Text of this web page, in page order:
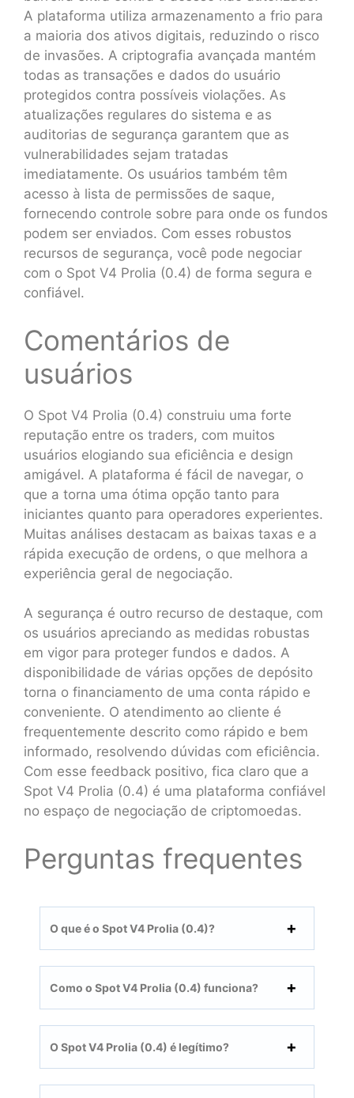
A plataforma utiliza armazenamento a frio para
a maioria dos ativos digitais, reduzindo o risco
de invasões. A criptografia avançada mantém
todas as transações e dados do usuário
protegidos contra possíveis violações. As
atualizações regulares do sistema e as
auditorias de segurança garantem que as
vulnerabilidades sejam tratadas
imediatamente. Os usuários também têm
acesso à lista de permissões de saque,
fornecendo controle sobre para onde os fundos
podem ser enviados. Com esses robustos
recursos de segurança, você pode negociar
com o Spot V4 Prolia (0.4) de forma segura e
confiável.
Comentários de
usuários
O Spot V4 Prolia (0.4) construiu uma forte
reputação entre os traders, com muitos
usuários elogiando sua eficiência e design
amigável. A plataforma é fácil de navegar, o
que a torna uma ótima opção tanto para
iniciantes quanto para operadores experientes.
Muitas análises destacam as baixas taxas e a
rápida execução de ordens, o que melhora a
experiência geral de negociação.
A segurança é outro recurso de destaque, com
os usuários apreciando as medidas robustas
em vigor para proteger fundos e dados. A
disponibilidade de várias opções de depósito
torna o financiamento de uma conta rápido e
conveniente. O atendimento ao cliente é
frequentemente descrito como rápido e bem
informado, resolvendo dúvidas com eficiência.
Com esse feedback positivo, fica claro que a
Spot V4 Prolia (0.4) é uma plataforma confiável
no espaço de negociação de criptomoedas.
Perguntas frequentes
O que é o Spot V4 Prolia (0.4)?
Como o Spot V4 Prolia (0.4) funciona?
O Spot V4 Prolia (0.4) é legítimo?